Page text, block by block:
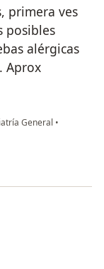
primera ves
posibles
alérgicas
Aprox
General •